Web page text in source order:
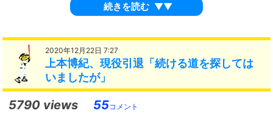
続きを読む ▼▼
2020年12月22日 7:27
上本博紀、現役引退「続ける道を探しては
いましたが」
5790 views 55コメント